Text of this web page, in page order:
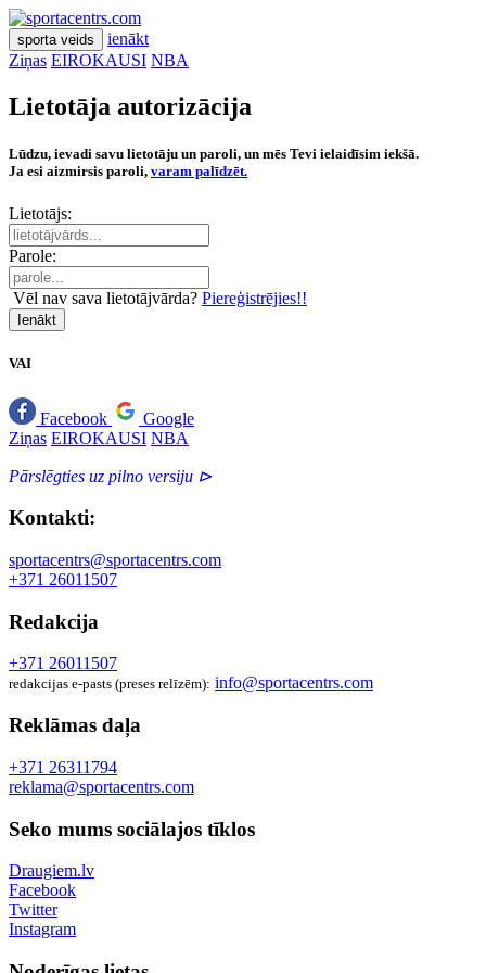
sporta veids
ienākt
Ziņas EIROKAUSI NBA
Lietotāja autorizācija
Lūdzu, ievadi savu lietotāju un paroli, un mēs Tevi ielaidīsim iekšā.
Ja esi aizmirsis paroli, varam palīdzēt.
Lietotājs:
Parole:
Vēl nav sava lietotājvārda? Piereģistrējies!!
Ienākt
VAI
Facebook
Google
Ziņas EIROKAUSI NBA
Pārslēgties uz pilno versiju ⊳
Kontakti:
sportacentrs@sportacentrs.com
+371 26011507
Redakcija
+371 26011507
redakcijas e-pasts (preses relīzēm): info@sportacentrs.com
Reklāmas daļa
+371 26311794
reklama@sportacentrs.com
Seko mums sociālajos tīklos
Draugiem.lv
Facebook
Twitter
Instagram